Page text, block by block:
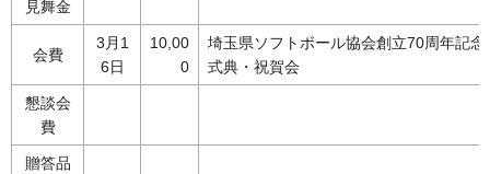
見舞金
会費
3月1
6日
10,00
0
埼玉県ソフトボール協会創立70周年記念
式典・祝賀会
懇談会
費
贈答品